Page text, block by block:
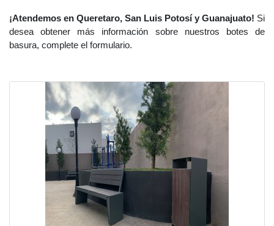
¡Atendemos en Queretaro, San Luis Potosí y Guanajuato! Si
desea obtener más información sobre nuestros botes de
basura, complete el formulario.